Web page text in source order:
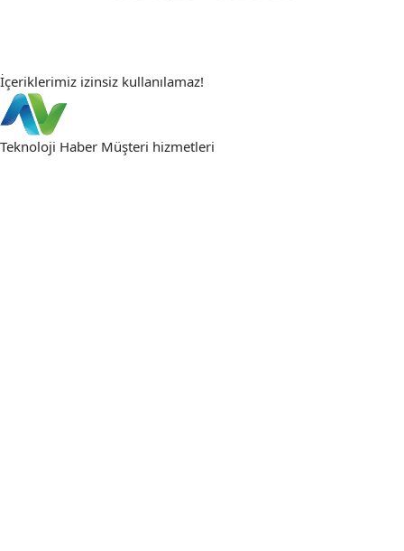
İçeriklerimiz izinsiz kullanılamaz!
Teknoloji Haber Müşteri hizmetleri